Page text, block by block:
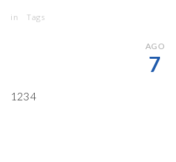
in Tags
AGO
7
1234